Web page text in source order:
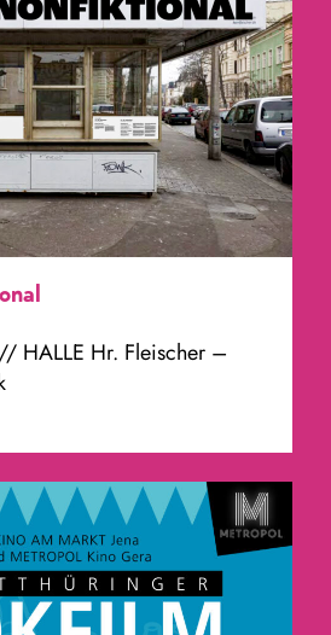
HALLE Hr. Fleischer –